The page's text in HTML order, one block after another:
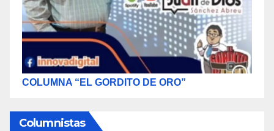
COLUMNA “EL GORDITO DE ORO”
Columnistas